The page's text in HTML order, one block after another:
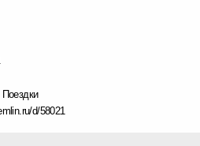
Поездки
d/58021